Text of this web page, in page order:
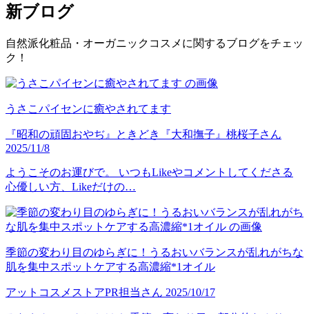
新ブログ
自然派化粧品・オーガニックコスメに関するブログをチェッ
ク！
うさこパイセンに癒やされてます
『昭和の頑固おやぢ』ときどき『大和撫子』 桃桜子さん
2025/11/8
ようこそのお運びで。 いつもLikeやコメントしてくださる
心優しい方、Likeだけの…
季節の変わり目のゆらぎに！うるおいバランスが乱れがちな
肌を集中スポットケアする高濃縮*1オイル
アットコスメストアPR担当 さん 2025/10/17